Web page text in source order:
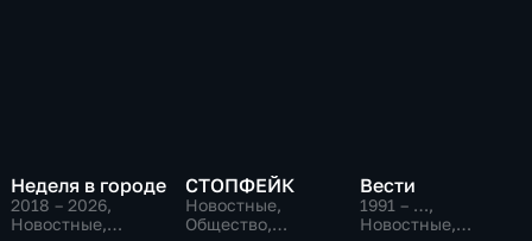
Неделя в городе
2018 – 2026,
Новостные,
СТОПФЕЙК
Новостные,
Общество,
Вести
1991 – …,
Новостные,